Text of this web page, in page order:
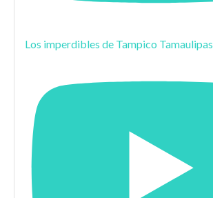
Los imperdibles de Tampico Tamaulipas